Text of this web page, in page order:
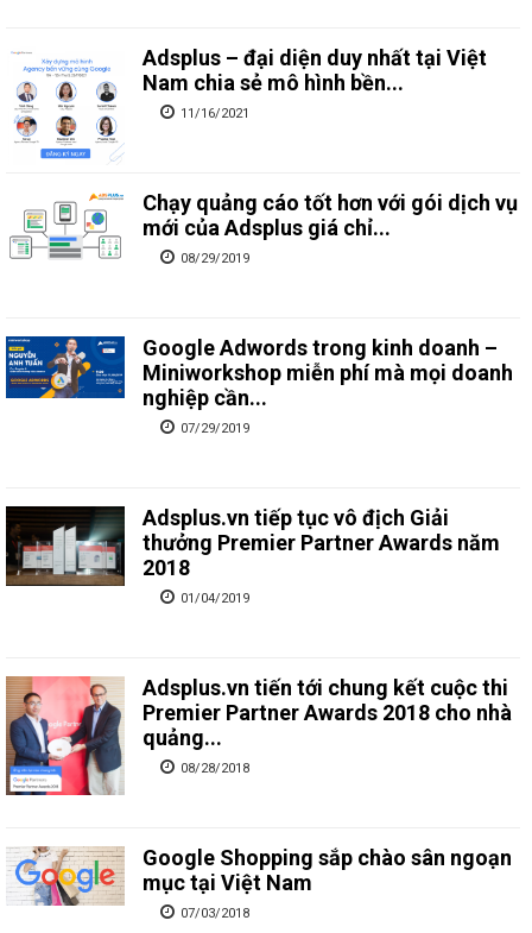
Adsplus – đại diện duy nhất tại Việt
Nam chia sẻ mô hình bền...
11/16/2021
Chạy quảng cáo tốt hơn với gói dịch vụ
mới của Adsplus giá chỉ...
08/29/2019
Google Adwords trong kinh doanh –
Miniworkshop miễn phí mà mọi doanh
nghiệp cần...
07/29/2019
Adsplus.vn tiếp tục vô địch Giải
thưởng Premier Partner Awards năm
2018
01/04/2019
Adsplus.vn tiến tới chung kết cuộc thi
Premier Partner Awards 2018 cho nhà
quảng...
08/28/2018
Google Shopping sắp chào sân ngoạn
mục tại Việt Nam
07/03/2018